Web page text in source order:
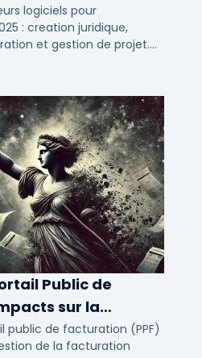
logiciels pour
: creation juridique,
et gestion de projet.
PME et independants en
Public de
sur la
public de facturation (PPF)
de la facturation